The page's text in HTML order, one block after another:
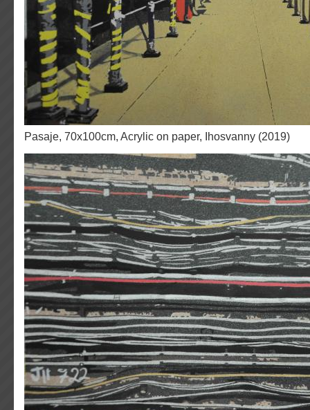
Pasaje, 70x100cm, Acrylic on paper, Ihosvanny (2019)